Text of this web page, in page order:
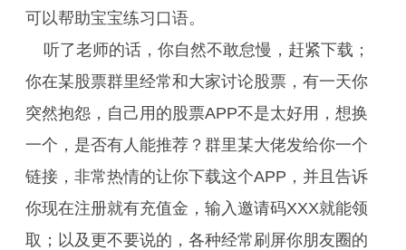
可以帮助宝宝练习口语。
听了老师的话，你自然不敢怠慢，赶紧下载；
你在某股票群里经常和大家讨论股票，有一天你
突然抱怨，自己用的股票APP不是太好用，想换
一个，是否有人能推荐？群里某大佬发给你一个
链接，非常热情的让你下载这个APP，并且告诉
你现在注册就有充值金，输入邀请码XXX就能领
取；以及更不要说的，各种经常刷屏你朋友圈的